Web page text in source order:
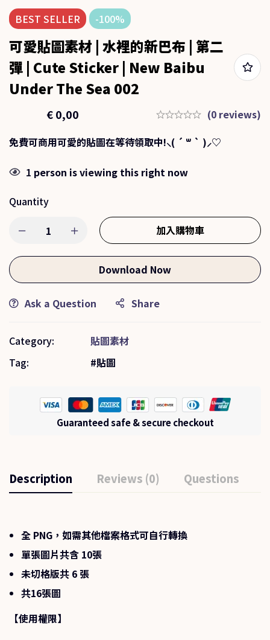
BEST SELLER -100%
可愛貼圖素材 | 水裡的新巴布 | 第二
彈 | Cute Sticker | New Baibu
Under The Sea 002
€0,00
(0 reviews)
免費可商用可愛的貼圖在等待領取中!⸜( ´ ꒳ ` )⸝♡︎
1 person is viewing this right now
Quantity
加入購物車
Download Now
Ask a Question Share
Category:
貼圖素材
Tag:
貼圖
Guaranteed safe & secure checkout
Description Reviews (0) Questions
全 PNG，如需其他檔案格式可自行轉換
單張圖片共含 10張
未切格版共 6 張
共16張圖
【使用權限】